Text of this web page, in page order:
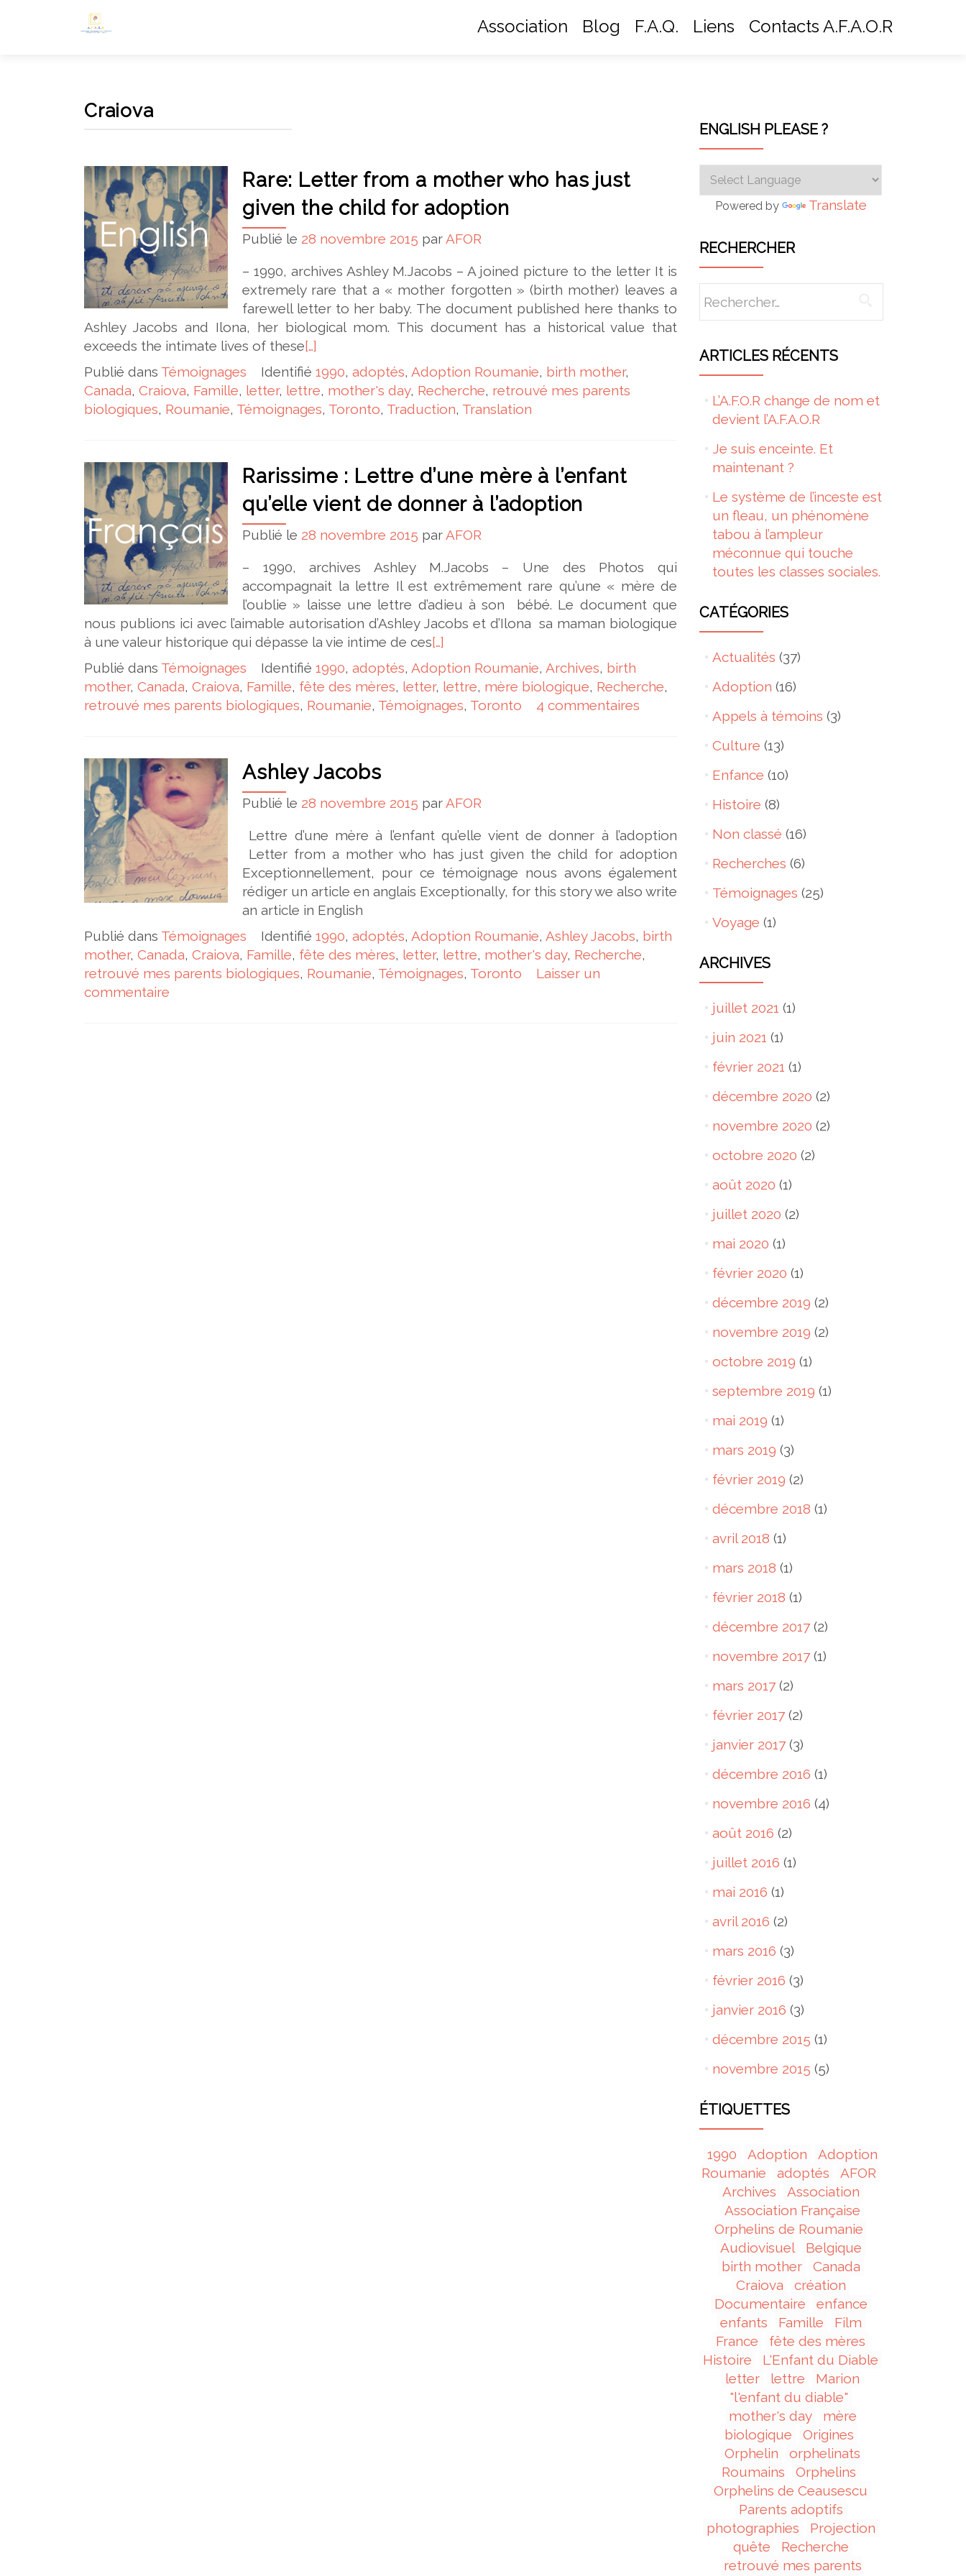
Association Blog F.A.Q. Liens Contacts A.F.A.O.R
Craiova
Rare: Letter from a mother who has just
given the child for adoption
Publié le 28 novembre 2015 par AFOR
– 1990, archives Ashley M.Jacobs – A joined picture to the letter It is
extremely rare that a « mother forgotten » (birth mother) leaves a
farewell letter to her baby. The document published here thanks to
Ashley Jacobs and Ilona, her biological mom. This document has a historical value that
exceeds the intimate lives of these[…]
Publié dans Témoignages Identifié 1990, adoptés, Adoption Roumanie, birth mother,
Canada, Craiova, Famille, letter, lettre, mother's day, Recherche, retrouvé mes parents
biologiques, Roumanie, Témoignages, Toronto, Traduction, Translation
Rarissime : Lettre d’une mère à l’enfant
qu’elle vient de donner à l’adoption
Publié le 28 novembre 2015 par AFOR
– 1990, archives Ashley M.Jacobs – Une des Photos qui
accompagnait la lettre Il est extrêmement rare qu’une « mère de
l’oublie » laisse une lettre d’adieu à son bébé. Le document que
nous publions ici avec l’aimable autorisation d’Ashley Jacobs et d’Ilona sa maman biologique
à une valeur historique qui dépasse la vie intime de ces[…]
Publié dans Témoignages Identifié 1990, adoptés, Adoption Roumanie, Archives, birth
mother, Canada, Craiova, Famille, fête des mères, letter, lettre, mère biologique, Recherche,
retrouvé mes parents biologiques, Roumanie, Témoignages, Toronto 4 commentaires
Ashley Jacobs
Publié le 28 novembre 2015 par AFOR
Lettre d’une mère à l’enfant qu’elle vient de donner à l’adoption
Letter from a mother who has just given the child for adoption
Exceptionnellement, pour ce témoignage nous avons également
rédiger un article en anglais Exceptionally, for this story we also write
an article in English
Publié dans Témoignages Identifié 1990, adoptés, Adoption Roumanie, Ashley Jacobs, birth
mother, Canada, Craiova, Famille, fête des mères, letter, lettre, mother's day, Recherche,
retrouvé mes parents biologiques, Roumanie, Témoignages, Toronto
Laisser un
commentaire
ENGLISH PLEASE ?
Powered by Translate
RECHERCHER
ARTICLES RÉCENTS
L’A.F.O.R change de nom et
devient l’A.F.A.O.R
Je suis enceinte. Et
maintenant ?
Le système de l’inceste est
un fleau, un phénomène
tabou à l’ampleur
méconnue qui touche
toutes les classes sociales.
CATÉGORIES
Actualités (37)
Adoption (16)
Appels à témoins (3)
Culture (13)
Enfance (10)
Histoire (8)
Non classé (16)
Recherches (6)
Témoignages (25)
Voyage (1)
ARCHIVES
juillet 2021 (1)
juin 2021 (1)
février 2021 (1)
décembre 2020 (2)
novembre 2020 (2)
octobre 2020 (2)
août 2020 (1)
juillet 2020 (2)
mai 2020 (1)
février 2020 (1)
décembre 2019 (2)
novembre 2019 (2)
octobre 2019 (1)
septembre 2019 (1)
mai 2019 (1)
mars 2019 (3)
février 2019 (2)
décembre 2018 (1)
avril 2018 (1)
mars 2018 (1)
février 2018 (1)
décembre 2017(2)
novembre 2017(1)
mars 2017(2)
février 2017(2)
janvier 2017(3)
décembre 2016 (1)
novembre 2016 (4)
août 2016 (2)
juillet 2016 (1)
mai 2016 (1)
avril 2016 (2)
mars 2016 (3)
février 2016 (3)
janvier 2016 (3)
décembre 2015 (1)
novembre 2015 (5)
ÉTIQUETTES
1990 Adoption
Adoption
Roumanie
adoptés
AFOR
Archives
Association
Association Française
Orphelins de Roumanie
Audiovisuel
Belgique
birth mother
Canada
Craiova
création
Documentaire
enfance
enfants
Famille
Film
France
fête des mères
Histoire
L'Enfant du Diable
letter
lettre
Marion
"l'enfant du diable"
mother's day
mère
biologique
Origines
Orphelin
orphelinats
Roumains
Orphelins
Orphelins de Ceausescu
Parents adoptifs
photographies
Projection
quête
Recherche
retrouvé mes parents